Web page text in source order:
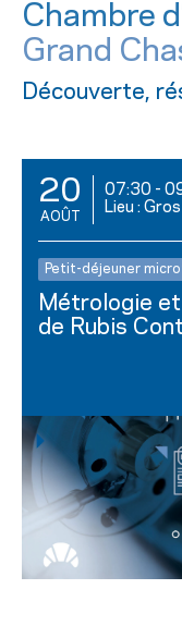
Chambre
Grand
Découverte,
20
AOÛT
07:30 -
Lieu :
Petit-déjeuner
Métrologie
de Rubis